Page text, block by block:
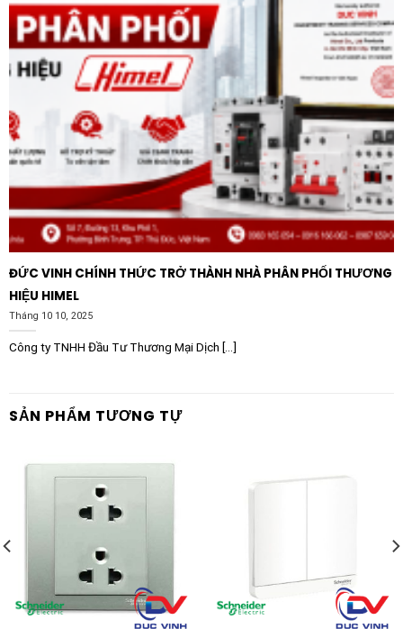
ĐỨC VINH CHÍNH THỨC TRỞ THÀNH NHÀ PHÂN PHỐI THƯƠNG
HIỆU HIMEL
Tháng 10 10, 2025
Công ty TNHH Đầu Tư Thương Mại Dịch [...]
SẢN PHẨM TƯƠNG TỰ